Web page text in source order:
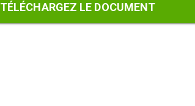
TÉLÉCHARGEZ LE DOCUMENT